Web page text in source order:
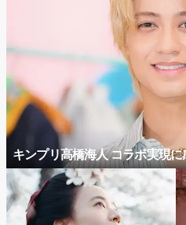
キンプリ高橋海人 コラボ実現に